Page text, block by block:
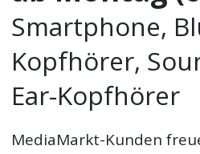
Smartphone,
Kopfhörer,
Ear-Kopfhörer
MediaMarkt-Kunden